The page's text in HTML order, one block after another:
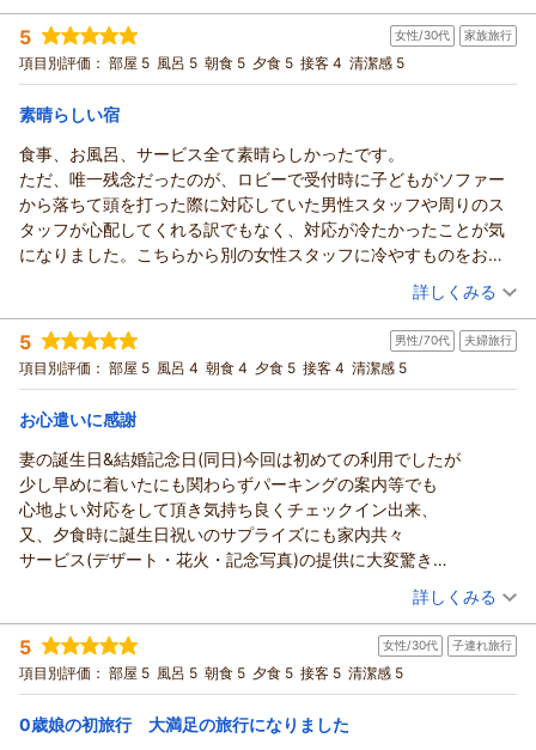
ホテル松本楼
須長 政
幸
露天風呂付きのお部屋をご予約頂き「黄金の湯と
白銀の湯の二種類がある大浴場と露天風呂も
楽しみで空いていたのでゆっくりと入ることが出来ました。
もちろんお部屋の露天風呂もゆったりと堪能出来て
良かったです。」との事何よりでございます。
お褒め頂き「地産地消の旬の食材を工夫されて
手の込んだお料理ばかりでどれも美味しかったです。
機会がありましたら違う季節のお料理も食べに伺いたいと
思いました。朝食も美味しく頂きました。」とのお言葉
とても嬉しく存じます。調理人たちの励みになります。
お部屋や館内、接客もお気に入り頂き「お部屋や館内も
癒やされました。 泊まって良かったです。」とのお言葉
本当にありがとうございます。
頂戴しましたお言葉に恥じぬ様、今後も
精一杯のおもてなしに努めて参りますので
マヨママ様の又のお越しをスタッフ一同
心よりお待ちしております。
ホテル松本楼
須長 政
幸
（返信日：2026/07/05）
投稿者： しんさん(男性/30代)
宿泊プラン： 【泊まって良かった宿大賞受賞☆記念プラン】スタンダード会
席が料金そのまま＜グレードアップ会席＞に！
和室 朝・夕
宿泊価格帯： 17,001～18,000円(大人一人あたり/税込)
しん 様
先日は日本全国様々な旅館の中より伊香保温泉の
ホテル松本楼をお選び頂きまして
誠にありがとうございました
料理長が厳選した四季折々の旬の食材を用いた
「夕食、朝食ともに美味しく、石段街も割と近くて良い。」
とのコメント、有り難いです。
館内や接客もお気に入り頂き「設内も清潔感があり良い。
スタッフの方々の対応も良い」との言葉
従業員教育を重視している当館としては
これからもより一層しん様にお喜び頂ける様
日々研鑽し取り組んで参りますので、是非又
ご利用ください。
又のお越しをスタッフ一同心よりお待ちしております。
ホテル松本楼
須長 政
（返信日：2026/07/05）
5 女性/30代 家族旅行
項目別評価： 部屋 5 風呂 5 朝食 5 夕食 5 接客 4 清潔感 5
素晴らしい宿
食事、お風呂、サービス全て素晴らしかったです。
ただ、唯一残念だったのが、ロビーで受付時に子どもがソファー
から落ちて頭を打った際に対応していた男性スタッフや周りのス
タッフが心配してくれる訳でもなく、対応が冷たかったことが気
になりました。こちらから別の女性スタッフに冷やすものをお願
いすると、快く対応してくださりありがたかったです。
その他はとても気持ちよく過ごすことができました。ありがとう
ございました。
（投稿日：2026/06/30）
宿泊時期： 2026年06月宿泊 (家族旅行)
投稿者： Ｙさん(女性/30代)
宿泊プラン： 【泊まって良かった宿大賞受賞☆記念プラン】スタンダード会
席が料金そのまま＜グレードアップ会席＞に！
和室 朝・夕
宿泊価格帯： 19,001～20,000円(大人一人あたり/税込)
【ホテル松本楼】やさしさとふれあいの温泉宿からの返信
Ｙ 様
先日は日本全国様々な旅館の中より伊香保温泉の
ホテル松本楼をお選び頂きまして
誠にありがとうございました
地産地消のお料理や黄金・白銀の温泉
接客をお褒め頂き「食事、お風呂、サービス
全て素晴らしかったです。」との過分なお言葉
本当にありがとうございます。
男性スタッフや周りのスタッフの気か利かず
詳しくみる
5 男性/70代 夫婦旅行
項目別評価： 部屋 5 風呂 4 朝食 4 夕食 5 接客 4 清潔感 5
お心遣いに感謝
妻の誕生日&結婚記念日(同日)今回は初めての利用でしたが
少し早めに着いたにも関わらずパーキングの案内等でも
心地よい対応をして頂き気持ち良くチェックイン出来、
又、夕食時に誕生日祝いのサプライズにも家内共々
サービス(デザート・花火・記念写真)の提供に大変驚き
又必ずリピートさせて頂きます。
夕食時担当の新人さん(お名前失念しました)
にも宜しくお伝え下さい。
（投稿日：2026/06/27）
宿泊時期： 2026年06月宿泊 (夫婦旅行)
投稿者： たけしさん
宿泊プラン： 【泊まって良かった宿大賞受賞☆記念プラン】スタンダード会
席が料金そのまま＜グレードアップ会席＞に！
和室 朝・夕
宿泊価格帯： 30,001円以上(大人一人あたり/税込)
詳しくみる
5 女性/30代 子連れ旅行
項目別評価： 部屋 5 風呂 5 朝食 5 夕食 5 接客 5 清潔感 5
0歳娘の初旅行 大満足の旅行になりました